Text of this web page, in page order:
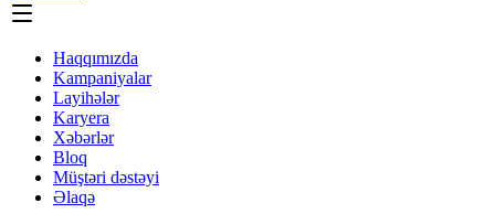
Haqqımızda
Kampaniyalar
Layihələr
Karyera
Xəbərlər
Bloq
Müştəri dəstəyi
Əlaqə